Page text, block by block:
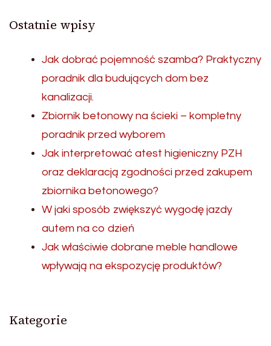
Ostatnie wpisy
Jak dobrać pojemność szamba? Praktyczny
poradnik dla budujących dom bez
kanalizacji.
Zbiornik betonowy na ścieki – kompletny
poradnik przed wyborem
Jak interpretować atest higieniczny PZH
oraz deklaracją zgodności przed zakupem
zbiornika betonowego?
W jaki sposób zwiększyć wygodę jazdy
autem na co dzień
Jak właściwie dobrane meble handlowe
wpływają na ekspozycję produktów?
Kategorie